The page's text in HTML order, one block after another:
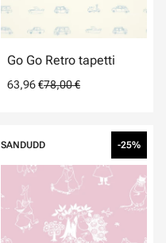
Go Go Retro tapetti
63,96 €78,00 €
SANDUDD -25%